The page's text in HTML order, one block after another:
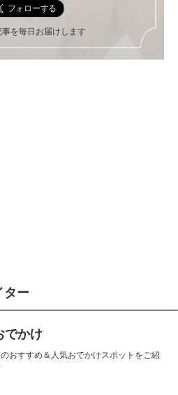
を毎日お届けします
ター
でかけ
おすすめ＆人気おでかけスポットをご紹